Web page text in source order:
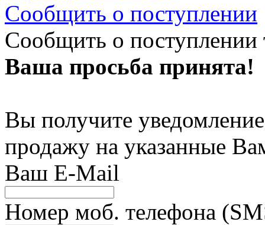
Сообщить о поступлении
Сообщить о поступлении
Ваша просьба принята!
Вы получите
продажу на указанные
Ваш E-Mail
Номер моб. телефона